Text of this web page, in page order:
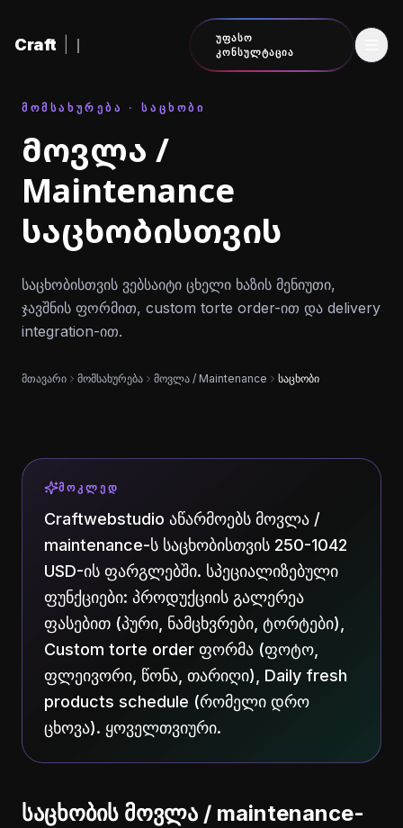
Craft
ᲣᲤᲐᲡᲝ
ᲙᲝᲜᲡᲣᲚᲢᲐᲪᲘᲐ
ᲛᲝᲛᲡᲐᲮᲣᲠᲔᲑᲐ · ᲡᲐᲪᲮᲝᲑᲘ
მოვლა /
Maintenance
საცხობისთვის
საცხობისთვის ვებსაიტი ცხელი ხაზის მენიუთი,
ჯავშნის ფორმით, custom torte order-ით და delivery
integration-ით.
მთავარი მომსახურება მოვლა / Maintenance საცხობი
ᲛᲝᲙᲚᲔᲓ
Craftwebstudio აწარმოებს მოვლა /
maintenance-ს საცხობისთვის 250-1042
USD-ის ფარგლებში. სპეციალიზებული
ფუნქციები: პროდუქციის გალერეა
ფასებით (პური, ნამცხვრები, ტორტები),
Custom torte order ფორმა (ფოტო,
ფლეივორი, წონა, თარიღი), Daily fresh
products schedule (რომელი დრო
ცხოვა). ყოველთვიური.
საცხობის მოვლა / maintenance-